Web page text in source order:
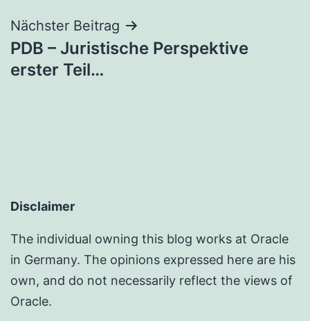
Nächster Beitrag
PDB – Juristische Perspektive
erster Teil…
Disclaimer
The individual owning this blog works at Oracle
in Germany. The opinions expressed here are his
own, and do not necessarily reflect the views of
Oracle.